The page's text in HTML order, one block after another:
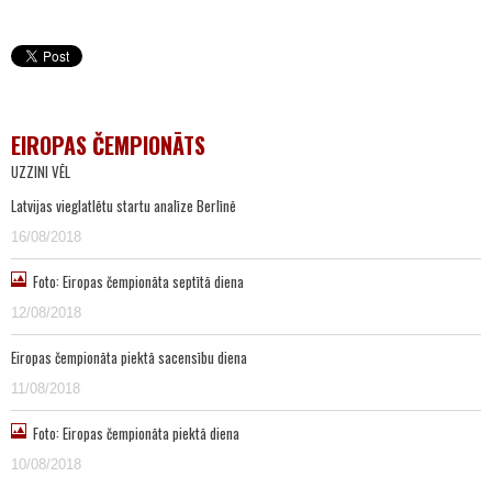
EIROPAS ČEMPIONĀTS
UZZINI VĒL
Latvijas vieglatlētu startu analīze Berlīnē
16/08/2018
Foto: Eiropas čempionāta septītā diena
12/08/2018
Eiropas čempionāta piektā sacensību diena
11/08/2018
Foto: Eiropas čempionāta piektā diena
10/08/2018